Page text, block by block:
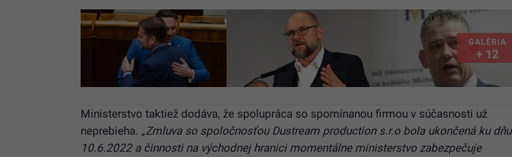
GALÉRIA
+ 12
Ministerstvo taktiež dodáva, že spolupráca so spomínanou firmou v súčasnosti už
neprebieha. „Zmluva so spoločnosťou Dustream production s.r.o bola ukončená ku dňu
10.6.2022 a činnosti na východnej hranici momentálne ministerstvo zabezpečuje